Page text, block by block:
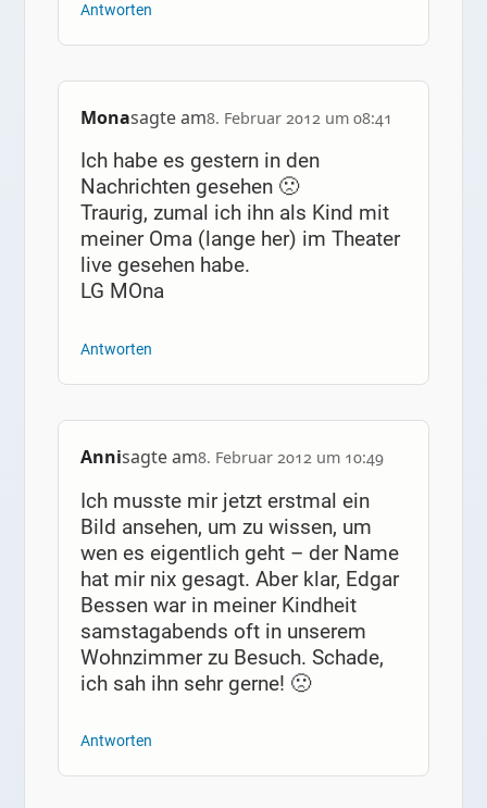
Antworten
Monasagte am8. Februar 2012 um 08:41
Ich habe es gestern in den
Nachrichten gesehen 🙁
Traurig, zumal ich ihn als Kind mit
meiner Oma (lange her) im Theater
live gesehen habe.
LG MOna
Antworten
Annisagte am8. Februar 2012 um 10:49
Ich musste mir jetzt erstmal ein
Bild ansehen, um zu wissen, um
wen es eigentlich geht – der Name
hat mir nix gesagt. Aber klar, Edgar
Bessen war in meiner Kindheit
samstagabends oft in unserem
Wohnzimmer zu Besuch. Schade,
ich sah ihn sehr gerne! 🙁
Antworten